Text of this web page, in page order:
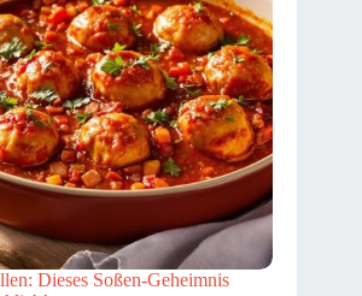
Dieses Soßen-Geheimnis